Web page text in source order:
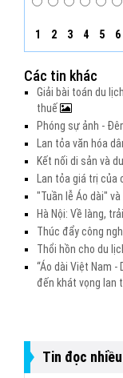
1 2 3 4 5 6
Các tin khác
Giải bài toán du
thuế
Phóng sự ảnh -
Lan tỏa văn hóa
Kết nối di sản và
Lan tỏa giá trị của
"Tuần lễ Áo dài"
Hà Nội: Về làng,
Thúc đẩy công
Thổi hồn cho du
“Áo dài Việt Nam
đến khát vọng lan
Tin đọc nhiều